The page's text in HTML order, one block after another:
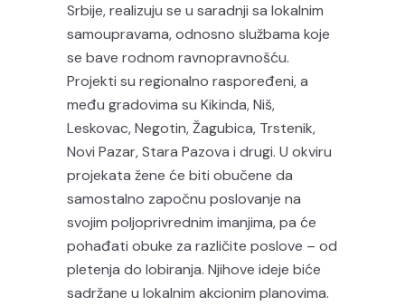
Srbije, realizuju se u saradnji sa lokalnim
samoupravama, odnosno službama koje
se bave rodnom ravnopravnošću.
Projekti su regionalno raspoređeni, a
među gradovima su Kikinda, Niš,
Leskovac, Negotin, Žagubica, Trstenik,
Novi Pazar, Stara Pazova i drugi. U okviru
projekata žene će biti obučene da
samostalno započnu poslovanje na
svojim poljoprivrednim imanjima, pa će
pohađati obuke za različite poslove – od
pletenja do lobiranja. Njihove ideje biće
sadržane u lokalnim akcionim planovima.